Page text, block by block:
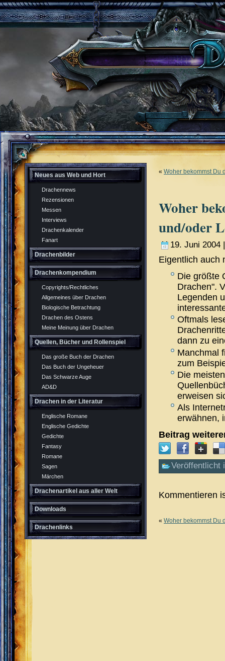
Neues aus Web und Hort
Drachennews
Rezensionen
Messen
Interviews
Drachenkalender
Fanart
Drachenbilder
Drachenkompendium
Copyrights/Rechtliches
Allgemeines über Drachen
Biologische Betrachtung
Drachen des Ostens
Meine Meinung über Drachen
Quellen, Bücher und Rollenspiel
Das große Buch der Drachen
Das Buch der Ungeheuer
Das Schwarze Auge
AD&D
Drachen in der Literatur
Englische Romane
Englische Gedichte
Gedichte
Fantasy
Romane
Sagen
Märchen
Drachenartikel aus aller Welt
Downloads
Drachenlinks
« Woher bekommst Du
Woher
und/oder
19. Juni 2004
Eigentlich auch
Die größte
Drachen".
Legenden
Oftmals
dann zu
Manchmal
zum
Die
erweisen
Als
erwähnen,
Beitrag
Veröffentlicht
Kommentieren
« Woher bekommst Du